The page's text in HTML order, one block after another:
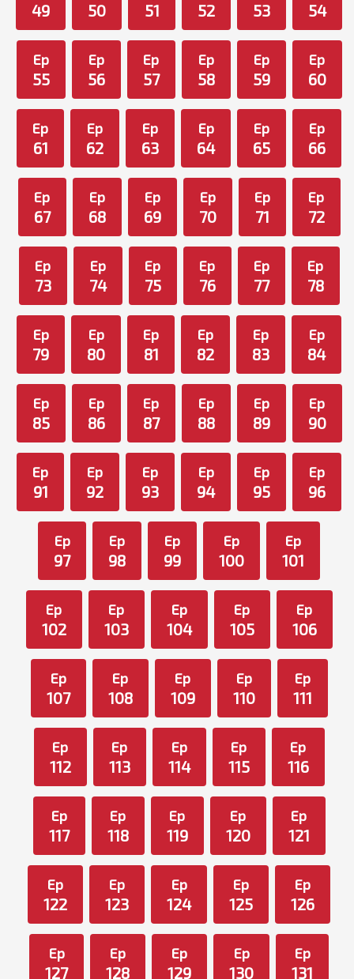
49 50 51 52 53 54
Ep
55
Ep
56
Ep
57
Ep
58
Ep
59
Ep
60
Ep
61
Ep
62
Ep
63
Ep
64
Ep
65
Ep
66
Ep
67
Ep
68
Ep
69
Ep
70
Ep
71
Ep
72
Ep
73
Ep
74
Ep
75
Ep
76
Ep
77
Ep
78
Ep
79
Ep
80
Ep
81
Ep
82
Ep
83
Ep
84
Ep
85
Ep
86
Ep
87
Ep
88
Ep
89
Ep
90
Ep
91
Ep
92
Ep
93
Ep
94
Ep
95
Ep
96
Ep
97
Ep
98
Ep
99
Ep
100
Ep
101
Ep
102
Ep
103
Ep
104
Ep
105
Ep
106
Ep
107
Ep
108
Ep
109
Ep
110
Ep
111
Ep
112
Ep
113
Ep
114
Ep
115
Ep
116
Ep
117
Ep
118
Ep
119
Ep
120
Ep
121
Ep
122
Ep
123
Ep
124
Ep
125
Ep
126
Ep
127
Ep
128
Ep
129
Ep
130
Ep
131